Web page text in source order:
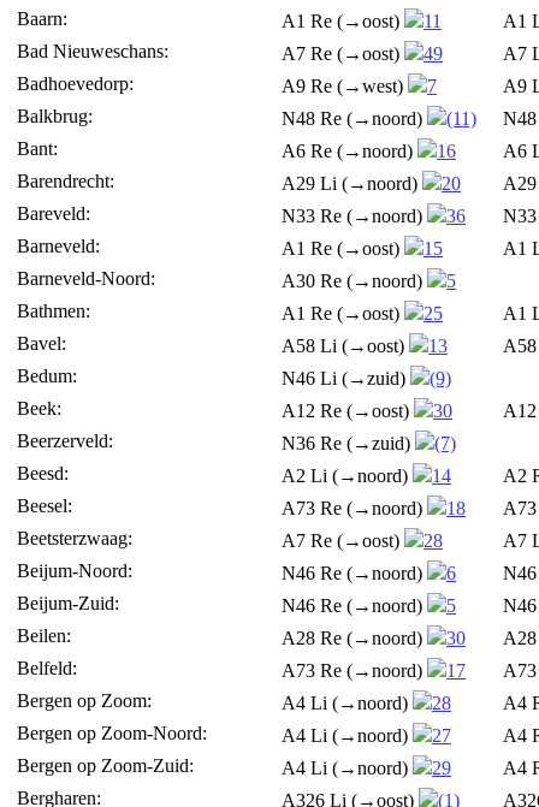
Baarn:
A1 Re (→oost) 11
A1
Bad Nieuweschans:
A7 Re (→oost) 49
A7
Badhoevedorp:
A9 Re (→west) 7
A9
Balkbrug:
N48 Re (→noord) (11)
Bant:
A6 Re (→noord) 16
A6
Barendrecht:
A29 Li (→noord) 20
Bareveld:
N33 Re (→noord) 36
Barneveld:
A1 Re (→oost) 15
A1
Barneveld-Noord:
A30 Re (→noord)
5
Bathmen:
A1 Re (→oost) 25
A1
Bavel:
A58 Li (→oost) 13
Bedum:
N46 Li (→zuid)
(9)
Beek:
A12 Re (→oost) 30
Beerzerveld:
N36 Re (→zuid)
(7)
Beesd:
A2 Li (→noord) 14
A2
Beesel:
A73 Re (→noord) 18
Beetsterzwaag:
A7 Re (→oost) 28
A7
Beijum-Noord:
N46 Re (→noord) 6
Beijum-Zuid:
N46 Re (→noord) 5
Beilen:
A28 Re (→noord) 30
Belfeld:
A73 Re (→noord) 17
Bergen op Zoom:
A4 Li (→noord) 28
A4
Bergen op Zoom-Noord:
A4 Li (→noord) 27
A4
Bergen op Zoom-Zuid:
A4 Li (→noord) 29
A4
Bergharen:
A326 Li (→oost) (1)